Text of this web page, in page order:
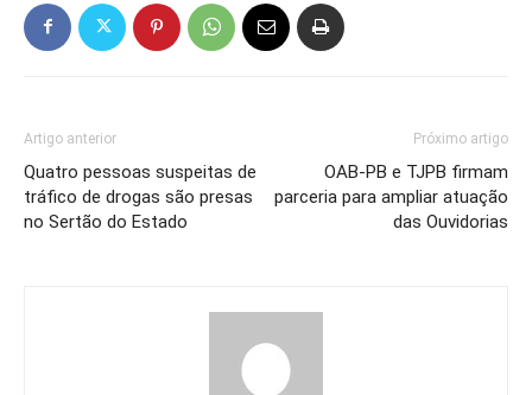
Artigo anterior
Quatro pessoas suspeitas de
tráfico de drogas são presas
no Sertão do Estado
Próximo artigo
OAB-PB e TJPB firmam
parceria para ampliar atuação
das Ouvidorias